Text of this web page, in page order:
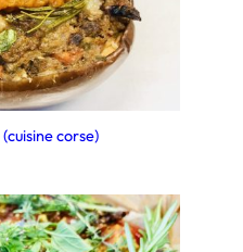
corse)